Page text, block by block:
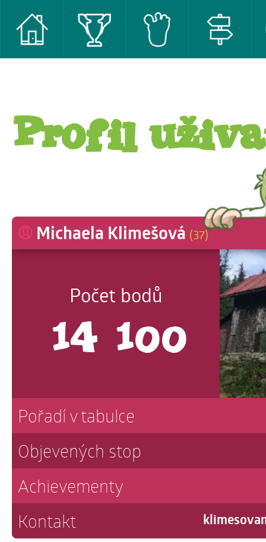
Profil
Michaela Klimešová (37)
Počet bodů
14 100
Pořadí v tabulce
Objevených stop
Achievementy
Kontakt